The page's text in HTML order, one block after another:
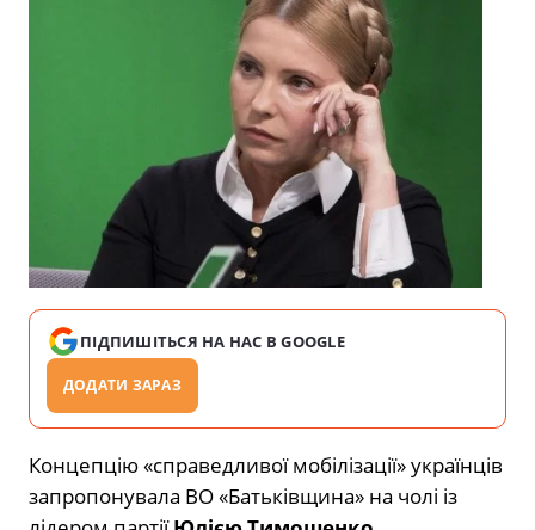
ПІДПИШІТЬСЯ НА НАС В GOOGLE
ДОДАТИ ЗАРАЗ
Концепцію «справедливої мобілізації» українців
запропонувала ВО «Батьківщина» на чолі із